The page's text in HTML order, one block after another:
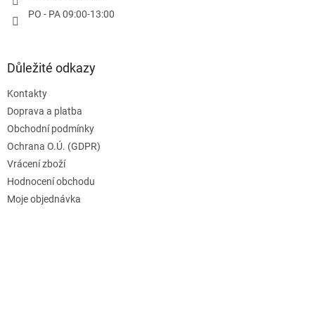
PO - PA 09:00-13:00
Důležité odkazy
Kontakty
Doprava a platba
Obchodní podmínky
Ochrana O.Ú. (GDPR)
Vrácení zboží
Hodnocení obchodu
Moje objednávka